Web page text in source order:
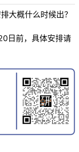
大概什么时候出？
日前，具体安排请